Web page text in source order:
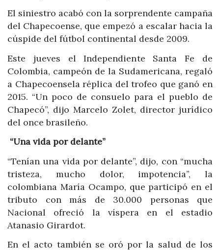
El siniestro acabó con la sorprendente campaña
del Chapecoense, que empezó a escalar hacia la
cúspide del fútbol continental desde 2009.
Este jueves el Independiente Santa Fe de
Colombia, campeón de la Sudamericana, regaló
a Chapecoensela réplica del trofeo que ganó en
2015. “Un poco de consuelo para el pueblo de
Chapecó”, dijo Marcelo Zolet, director jurídico
del once brasileño.
“Una vida por delante”
“Tenían una vida por delante”, dijo, con “mucha
tristeza, mucho dolor, impotencia”, la
colombiana María Ocampo, que participó en el
tributo con más de 30.000 personas que
Nacional ofreció la víspera en el estadio
Atanasio Girardot.
En el acto también se oró por la salud de los